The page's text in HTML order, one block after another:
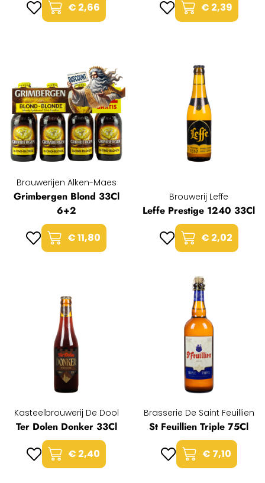
€ 2,66
€ 2,39
Brouwerijen Alken-Maes
Grimbergen Blond 33Cl
6+2
€ 11,80
Brouwerij Leffe
Leffe Prestige 1240 33Cl
€ 2,02
Kasteelbrouwerij De Dool
Ter Dolen Donker 33Cl
€ 2,40
Brasserie De Saint Feuillien
St Feuillien Triple 75Cl
€ 7,10